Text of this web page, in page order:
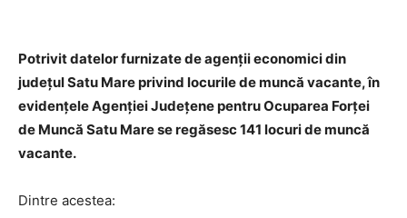
Potrivit datelor furnizate de agenții economici din
județul Satu Mare privind locurile de muncă vacante, în
evidențele Agenției Județene pentru Ocuparea Forței
de Muncă Satu Mare se regăsesc 141 locuri de muncă
vacante.
Dintre acestea: